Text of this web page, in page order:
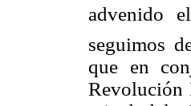
advenido
seguimos
que en
Revolución